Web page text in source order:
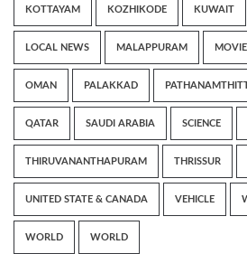
KOTTAYAM KOZHIKODE KUWAIT
LOCAL NEWS MALAPPURAM MOVIE
OMAN PALAKKAD
QATAR SAUDI ARABIA SCIENCE
THIRUVANANTHAPURAM THRISSUR
UNITED STATE & CANADA VEHICLE
WORLD WORLD